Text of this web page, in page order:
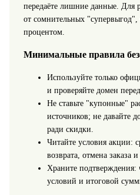
передаёте лишние данные. Для
от сомнительных
процентом.
Минимальные правила
Используйте только
и проверяйте домен
Не ставьте "купонные"
источников; не давайте
ради скидки.
Читайте условия акции:
возврата, отмена заказа
Храните подтверждения:
условий и итоговой